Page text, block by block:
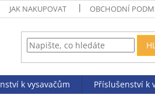
JAK NAKUPOVAT OBCHODNÍ
k vysavačům Příslušenství k